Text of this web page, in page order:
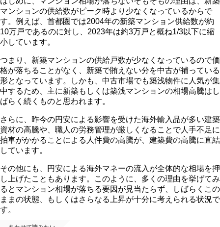
8
97.67 48.6132.91
9
94.12 47.5433.64
10
98.99 48.0531.8
11
100.8749.0231.91
12
2
101.31 47.6733.56
3
100.35 48.7834.16
4
103.31 49.9532.08
5
102.59 48.2832.95
6
103.4 48.8331.55
7
106.9149.1733.18
9
104.6451.4531.78
10
104.6449.2835.93
11
107.14 50.03 33.66
12
105.23 51.32 31.71
2025.1
2
106.93 52.0134.41
3
111.1552.0231.61
4
112.65 51.01
32.79
5
116.0452.3832.35
6
117.01 52.8832.51
マンションの供給数がピーク時より少なくなっているからで
す。例えば、首都圏では2004年の新築マンション供給数が約
10万戸であるのに対し、2023年は約3万戸と概ね1/3以下に縮
小しています。
つまり、新築マンションの供給戸数が少なくなっているので価
格が落ちることがなく、新築で賄えない分を中古が補っている
形となっています。しかも、中古市場でも築浅物件に人気が集
中するため、主に新築もしくは築浅マンションの相場高騰はし
ばらく続くものと思われます。
さらに、昨今の円安による影響を受けた海外輸入品が多い建築
資材の高騰や、職人の労務管理が厳しくなることで人手不足に
拍車がかかることによる人件費の高騰が、建築費の高騰に直結
しています。
その他にも、円安による海外マネーの流入が全体的な相場を押
し上げたこともあります。このように、多くの理由を挙げてみ
るとマンション相場が落ちる要因が見当たらず、しばらくこの
ままの状態、もしくはさらなる上昇が十分に考えられる状況で
す。